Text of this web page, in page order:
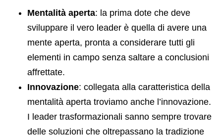
Mentalità aperta: la prima dote che deve
sviluppare il vero leader è quella di avere una
mente aperta, pronta a considerare tutti gli
elementi in campo senza saltare a conclusioni
affrettate.
Innovazione: collegata alla caratteristica della
mentalità aperta troviamo anche l’innovazione.
I leader trasformazionali sanno sempre trovare
delle soluzioni che oltrepassano la tradizione